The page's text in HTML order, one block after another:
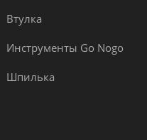
Втулка
Инструменты Go Nogo
Шпилька